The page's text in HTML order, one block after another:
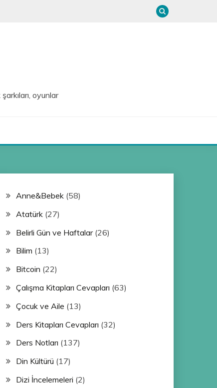
oyunlar
Anne&Bebek(58)
Atatürk(27)
Belirli Gün ve Haftalar(26)
Bilim (13)
Bitcoin (22)
Çalışma Kitapları Cevapları (63)
Çocuk ve Aile (13)
Ders Kitapları Cevapları (32)
Ders Notları (137)
Din Kültürü (17)
Dizi İncelemeleri (2)